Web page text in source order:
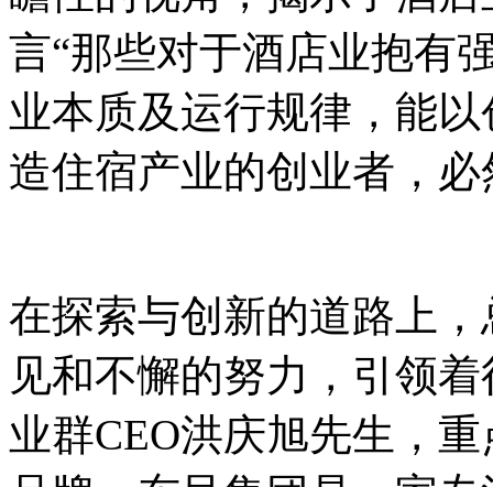
言“那些对于酒店业抱有
业本质及运行规律，能
造住宿产业的创业者，
在探索与创新的道路上
见和不懈的努力，引领
业群CEO洪庆旭先生，